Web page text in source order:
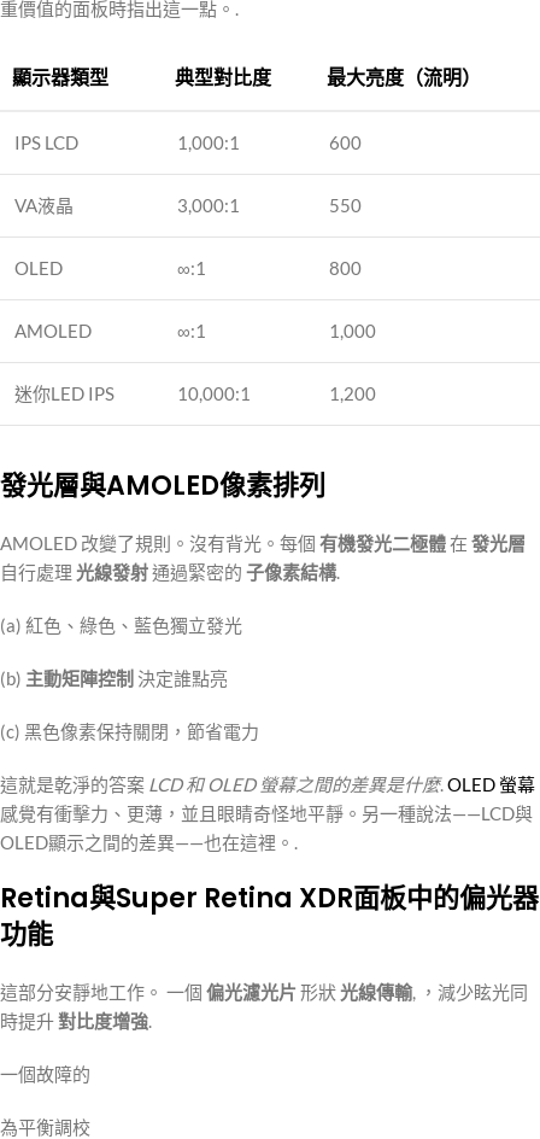
重價值的面板時指出這一點。.
顯示器類型 典型對比度 最大亮度（流明）
IPS LCD 1,000:1 600
VA液晶 3,000:1 550
OLED ∞:1 800
AMOLED ∞:1 1,000
迷你LED IPS 10,000:1 1,200
發光層與AMOLED像素排列
AMOLED 改變了規則。沒有背光。每個 有機發光二極體在 發光層
自行處理 光線發射通過緊密的 子像素結構.
(a) 紅色、綠色、藍色獨立發光
(b) 主動矩陣控制 決定誰點亮
(c) 黑色像素保持關閉，節省電力
這就是乾淨的答案 LCD 和 OLED 螢幕之間的差異是什麼.OLED 螢幕
感覺有衝擊力、更薄，並且眼睛奇怪地平靜。另一種說法——LCD與
OLED顯示之間的差異——也在這裡。.
Retina與Super Retina XDR面板中的偏光器
功能
這部分安靜地工作。 一個 偏光濾光片 形狀光線傳輸, ，減少眩光同
時提升對比度增強.
一個故障的
為平衡調校